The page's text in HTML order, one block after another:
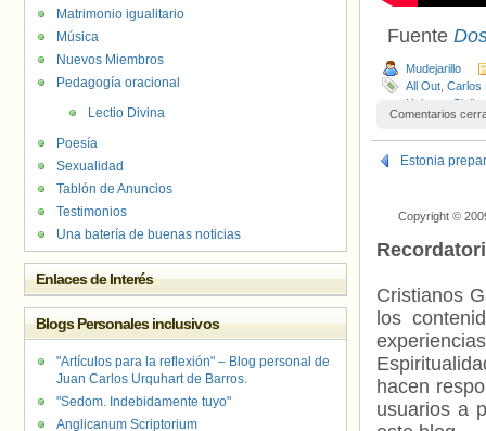
Fuente
Mudejarillo
All Out Carlos
Uniones Civiles
Comentarios
Estonia
Copyright ©
Cristianos
los
hacen
usuarios a
Matrimonio igualitario
Música
Nuevos Miembros
Pedagogía oracional
Lectio Divina
Poesía
Sexualidad
Tablón de Anuncios
Testimonios
Una batería de buenas noticias
Enlaces de Interés
Blogs Personales inclusivos
"Artículos para la reflexión" – Blog personal de
Juan Carlos Urquhart de Barros.
"Sedom. Indebidamente tuyo"
Anglicanum Scriptorium